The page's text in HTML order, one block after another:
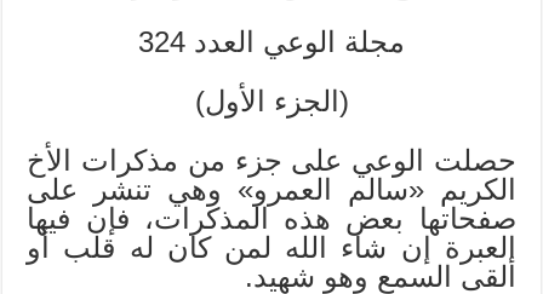
مجلة الوعي العدد 324
(الجزء الأول)
حصلت الوعي على جزء من مذكرات الأخ
الكريم «سالم العمرو» وهي تنشر على
صفحاتها بعض هذه المذكرات، فإن فيها
العبرة إن شاء الله لمن كان له قلب أو
ألقى السمع وهو شهيد.